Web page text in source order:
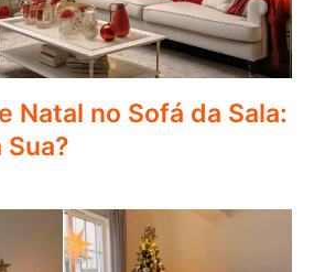
Natal no Sofá da Sala:
Sua?